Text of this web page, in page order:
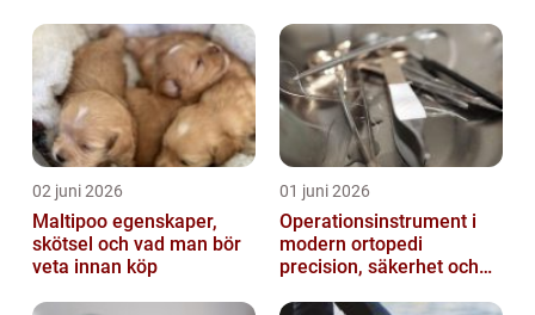
02 juni 2026
Maltipoo egenskaper,
skötsel och vad man bör
veta innan köp
01 juni 2026
Operationsinstrument i
modern ortopedi
precision, säkerhet och